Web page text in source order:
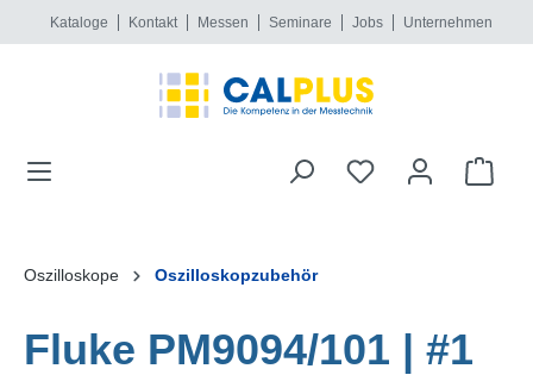
springen
Kataloge Kontakt Messen Seminare Jobs Unternehmen
Oszilloskope Oszilloskopzubehör
Fluke PM9094/101 | #1